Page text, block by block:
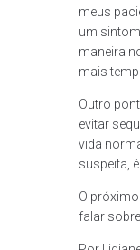
meus
um
maneira
mais
Outro
evitar
vida
suspeita,
O
falar